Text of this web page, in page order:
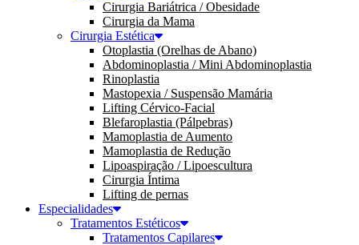
Cirurgia Bariátrica / Obesidade
Cirurgia da Mama
Cirurgia Estética
Otoplastia (Orelhas de Abano)
Abdominoplastia / Mini Abdominoplastia
Rinoplastia
Mastopexia / Suspensão Mamária
Lifting Cérvico-Facial
Blefaroplastia (Pálpebras)
Mamoplastia de Aumento
Mamoplastia de Redução
Lipoaspiração / Lipoescultura
Cirurgia Íntima
Lifting de pernas
Especialidades
Tratamentos Estéticos
Tratamentos Capilares